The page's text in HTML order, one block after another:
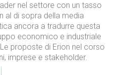
nel settore con un tasso
al di sopra della media
ancora a tradurre questa
economico e industriale
proposte di Erion nel corso
imprese e stakeholder.